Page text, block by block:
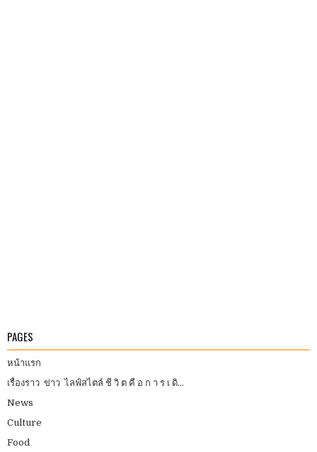
PAGES
หน้าแรก
เรื่องราว ข่าว ไลฟ์สไตล์ ชี วิ ต คื อ ก า ร เ ดิ...
News
Culture
Food